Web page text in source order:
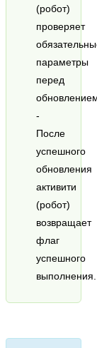
(робот)
проверяет
параметры
перед
-
После
успешного
обновления
активити
(робот)
возвращает
флаг
успешного
выполнения.